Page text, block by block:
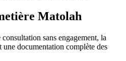
Matolah
sans engagement, la
documentation complète des